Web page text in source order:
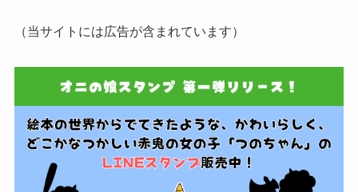
（当サイトには広告が含まれています）